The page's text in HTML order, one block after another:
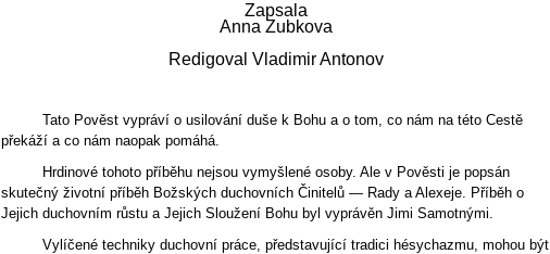
Zapsala
Anna Zubkova
Redigoval Vladimir Antonov
Tato Pověst vypráví o usilování duše k Bohu a o tom, co nám na této Cestě
překáží a co nám naopak pomáhá.
Hrdinové tohoto příběhu nejsou vymyšlené osoby. Ale v Pověsti je popsán
skutečný životní příběh Božských duchovních Činitelů — Rady a Alexeje. Příběh o
Jejich duchovním růstu a Jejich Sloužení Bohu byl vyprávěn Jimi Samotnými.
Vylíčené techniky duchovní práce, představující tradici hésychazmu, mohou být